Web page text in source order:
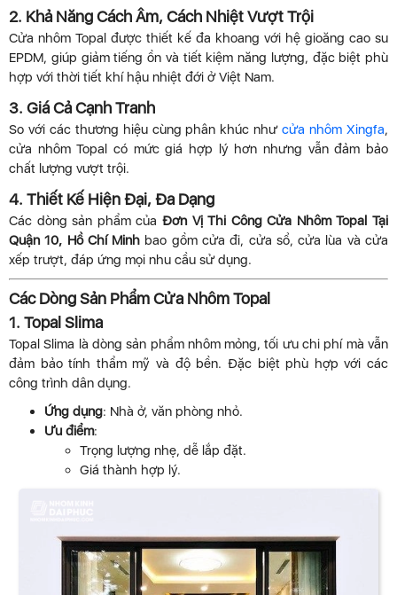
2. Khả Năng Cách Âm, Cách Nhiệt Vượt Trội
Cửa nhôm Topal được thiết kế đa khoang với hệ gioăng cao su
EPDM, giúp giảm tiếng ồn và tiết kiệm năng lượng, đặc biệt phù
hợp với thời tiết khí hậu nhiệt đới ở Việt Nam.
3. Giá Cả Cạnh Tranh
So với các thương hiệu cùng phân khúc nhưcửa nhôm Xingfa,
cửa nhôm Topal có mức giá hợp lý hơn nhưng vẫn đảm bảo
chất lượng vượt trội.
4. Thiết Kế Hiện Đại, Đa Dạng
Các dòng sản phẩm của Đơn Vị Thi Công Cửa Nhôm Topal Tại
Quận 10, Hồ Chí Minh bao gồm cửa đi, cửa sổ, cửa lùa và cửa
xếp trượt, đáp ứng mọi nhu cầu sử dụng.
Các Dòng Sản Phẩm Cửa Nhôm Topal
1. Topal Slima
Topal Slima là dòng sản phẩm nhôm mỏng, tối ưu chi phí mà vẫn
đảm bảo tính thẩm mỹ và độ bền. Đặc biệt phù hợp với các
công trình dân dụng.
Ứng dụng: Nhà ở, văn phòng nhỏ.
Ưu điểm:
Trọng lượng nhẹ, dễ lắp đặt.
Giá thành hợp lý.